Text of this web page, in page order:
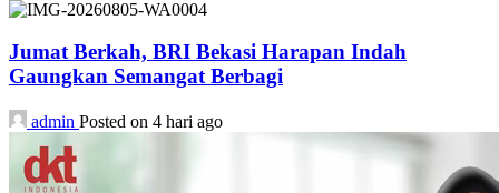
Jumat Berkah, BRI Bekasi Harapan Indah
Gaungkan Semangat Berbagi
admin Posted on 4 hari ago